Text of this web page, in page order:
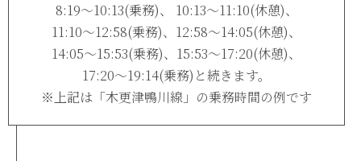
8:19〜10:13(乗務)、 10:13〜11:10(休憩)、
11:10〜12:58(乗務)、12:58〜14:05(休憩)、
14:05〜15:53(乗務)、15:53〜17:20(休憩)、
17:20〜19:14(乗務)と続きます。
※上記は「木更津鴨川線」の乗務時間の例です